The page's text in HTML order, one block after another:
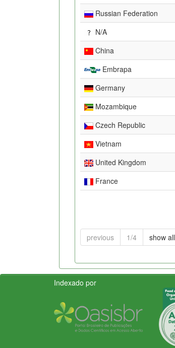
Russian Federation
N/A
China
Embrapa
Germany
Mozambique
Czech Republic
Vietnam
United Kingdom
France
previous 1/4 show all
Indexado por